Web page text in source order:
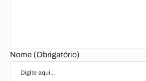
Nome (Obrigatório)